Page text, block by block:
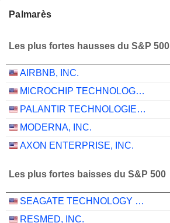
Palmarès
Les plus fortes hausses du S&P 500
AIRBNB, INC.
MICROCHIP TECHNOLOGY INCORPORATED
PALANTIR TECHNOLOGIES INC.
MODERNA, INC.
AXON ENTERPRISE, INC.
Les plus fortes baisses du S&P 500
SEAGATE TECHNOLOGY HOLDINGS PLC
RESMED, INC.